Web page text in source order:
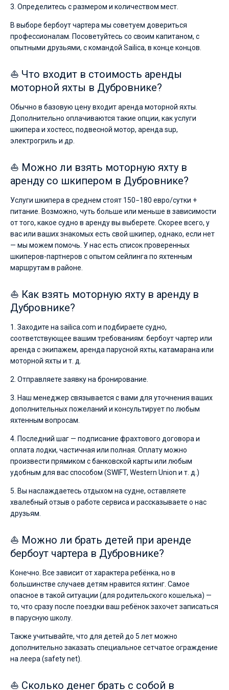
3. Определитесь с размером и количеством мест.
В выборе бербоут чартера мы советуем довериться
профессионалам. Посоветуйтесь со своим капитаном, с
опытными друзьями, с командой Sailica, в конце концов.
⛵ Что входит в стоимость аренды
моторной яхты в Дубровнике?
Обычно в базовую цену входит аренда моторной яхты.
Дополнительно оплачиваются такие опции, как услуги
шкипера и хостесс, подвесной мотор, аренда sup,
электрогриль и др.
⛵ Можно ли взять моторную яхту в
аренду со шкипером в Дубровнике?
Услуги шкипера в среднем стоят 150−180 евро/сутки +
питание. Возможно, чуть больше или меньше в зависимости
от того, какое судно в аренду вы выберете. Скорее всего, у
вас или ваших знакомых есть свой шкипер, однако, если нет
— мы можем помочь. У нас есть список проверенных
шкиперов-партнеров с опытом сейлинга по яхтенным
маршрутам в районе.
⛵ Как взять моторную яхту в аренду в
Дубровнике?
1. Заходите на sailica.com и подбираете судно,
соответствующее вашим требованиям: бербоут чартер или
аренда с экипажем, аренда парусной яхты, катамарана или
моторной яхты и т. д.
2. Отправляете заявку на бронирование.
3. Наш менеджер связывается с вами для уточнения ваших
дополнительных пожеланий и консультирует по любым
яхтенным вопросам.
4. Последний шаг — подписание фрахтового договора и
оплата лодки, частичная или полная. Оплату можно
произвести прямиком с банковской карты или любым
удобным для вас способом (SWIFT, Western Union и т. д.)
5. Вы наслаждаетесь отдыхом на судне, оставляете
хвалебный отзыв о работе сервиса и рассказываете о нас
друзьям.
⛵ Можно ли брать детей при аренде
бербоут чартера в Дубровнике?
Конечно. Все зависит от характера ребёнка, но в
большинстве случаев детям нравится яхтинг. Самое
опасное в такой ситуации (для родительского кошелька) —
то, что сразу после поездки ваш ребёнок захочет записаться
в парусную школу.
Также учитывайте, что для детей до 5 лет можно
дополнительно заказать специальное сетчатое ограждение
на леера (safety net).
⛵ Сколько денег брать с собой в